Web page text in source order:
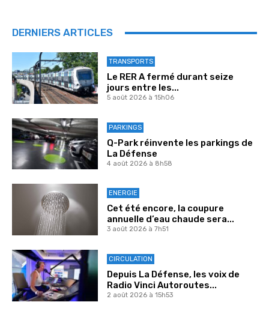
DERNIERS ARTICLES
TRANSPORTS
Le RER A fermé durant seize
jours entre les...
5 août 2026 à 15h06
PARKINGS
Q-Park réinvente les parkings de
La Défense
4 août 2026 à 8h58
ENERGIE
Cet été encore, la coupure
annuelle d’eau chaude sera...
3 août 2026 à 7h51
CIRCULATION
Depuis La Défense, les voix de
Radio Vinci Autoroutes...
2 août 2026 à 15h53